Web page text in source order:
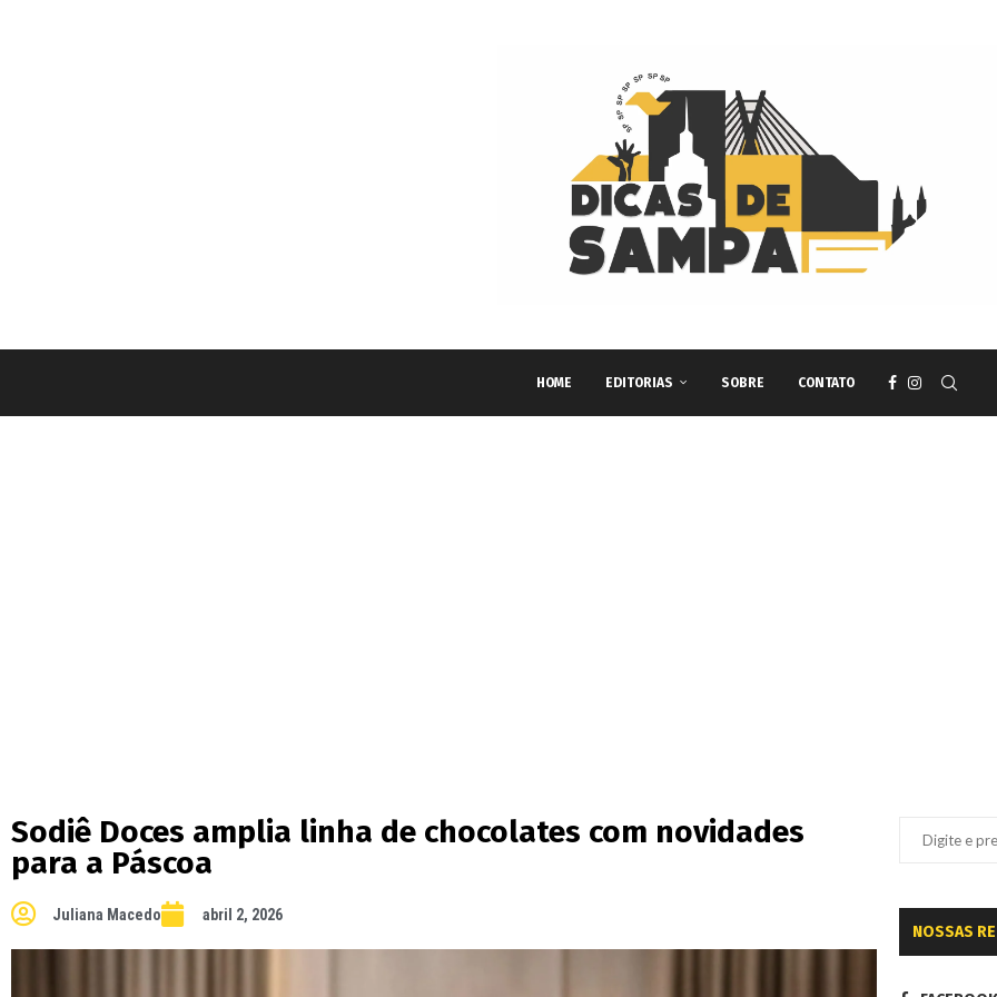
HOME EDITORIAS SOBRE CONTATO
Sodiê Doces amplia linha de chocolates com novidades
para a Páscoa
Juliana Macedo abril 2, 2026
NOSSAS